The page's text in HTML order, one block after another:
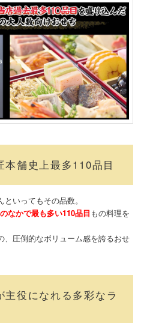
舗史上最多110品目
いってもその品数。
なかで最も多い110品目 もの料理を
、圧倒的なボリューム感を誇るおせ
役になれる多彩なラ